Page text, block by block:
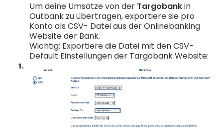
Um deine Umsätze von der Targobankin
Outbank zu übertragen, exportiere sie pro
Konto als CSV- Datei aus der Onlinebanking
Website der Bank.
Wichtig: Exportiere die Datei mit den CSV-
Default Einstellungen der Targobank Website: